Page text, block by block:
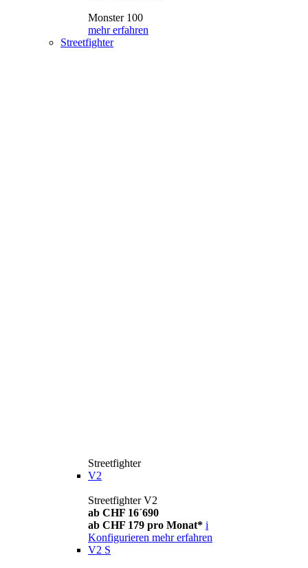
Monster 100
mehr erfahren
Streetfighter
Streetfighter
V2
Streetfighter V2
ab CHF 16´690
ab CHF 179 pro Monat* i
Konfigurieren mehr erfahren
V2 S